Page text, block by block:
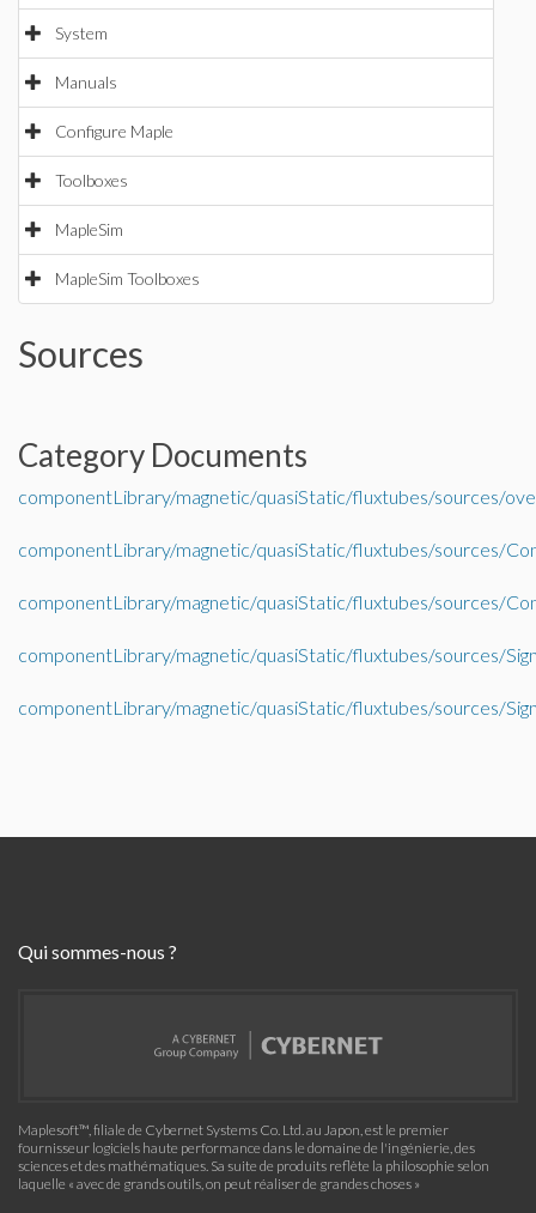
System
Manuals
Configure Maple
Toolboxes
MapleSim
MapleSim Toolboxes
Sources
Category Documents
componentLibrary/magnetic/quasiStatic/fluxtubes/sources/
componentLibrary/magnetic/quasiStatic/fluxtubes/sources/
componentLibrary/magnetic/quasiStatic/fluxtubes/sources/
componentLibrary/magnetic/quasiStatic/fluxtubes/sources/
componentLibrary/magnetic/quasiStatic/fluxtubes/sources/
Qui sommes-nous ?
Maplesoft™, filiale de Cybernet Systems Co. Ltd. au Japon, est le premier
fournisseur logiciels haute performance dans le domaine de l'ingénierie, des
sciences et des mathématiques. Sa suite de produits reflète la philosophie selon
laquelle « avec de grands outils, on peut réaliser de grandes choses »